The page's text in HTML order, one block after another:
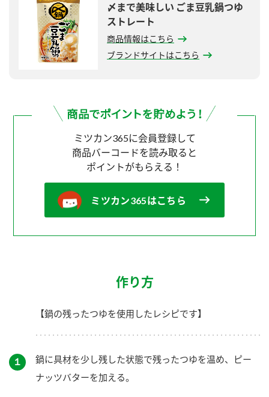
〆まで美味しい ごま豆乳鍋つゆ
ストレート
商品情報はこちら
ブランドサイトはこちら
ミツカン365に会員登録して
商品バーコードを読み取ると
ポイントがもらえる！
ミツカン365はこちら
作り方
【鍋の残ったつゆを使用したレシピです】
１
鍋に具材を少し残した状態で残ったつゆを温め、ピー
ナッツバターを加える。